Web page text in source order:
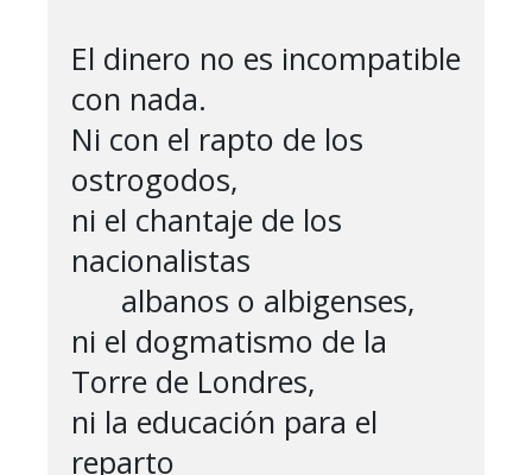
El dinero no es incompatible
con nada.
Ni con el rapto de los
ostrogodos,
ni el chantaje de los
nacionalistas
albanos o albigenses,
ni el dogmatismo de la
Torre de Londres,
ni la educación para el
reparto